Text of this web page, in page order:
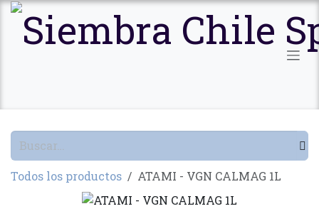
Ir al contenido
Todos los productos ATAMI - VGN CALMAG 1L